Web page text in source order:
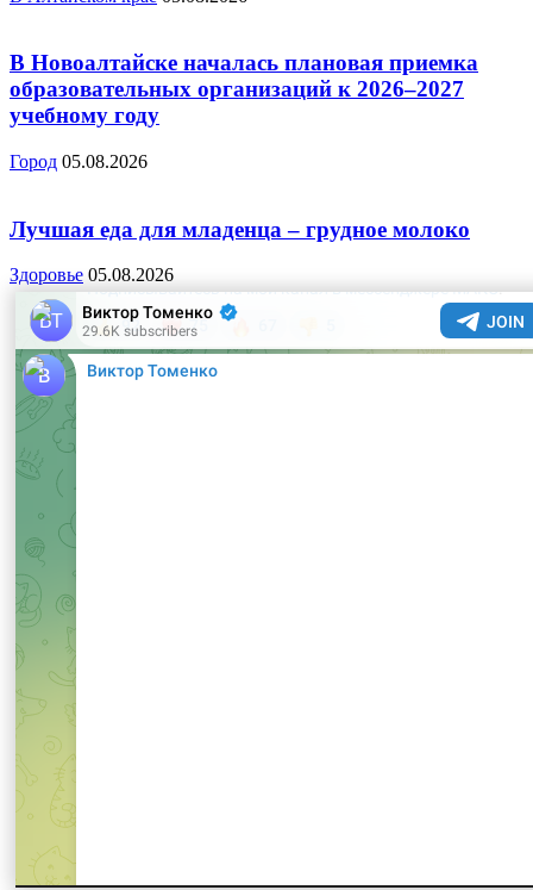
В Новоалтайске началась плановая приемка
образовательных организаций к 2026–2027
учебному году
Город 05.08.2026
Лучшая еда для младенца – грудное молоко
Здоровье 05.08.2026